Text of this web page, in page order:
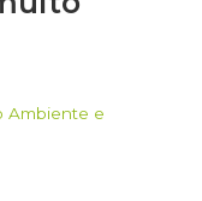
Ambiente e